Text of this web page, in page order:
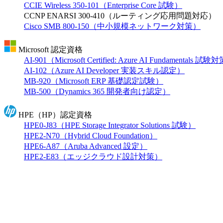
CCIE Wireless 350-101（Enterprise Core 試験）
CCNP ENARSI 300-410（ルーティング応用問題対応）
Cisco SMB 800-150（中小規模ネットワーク対策）
Microsoft 認定資格
AI-901（Microsoft Certified: Azure AI Fundamentals 試験対
AI-102（Azure AI Developer 実装スキル認定）
MB-920（Microsoft ERP 基礎認定試験）
MB-500（Dynamics 365 開発者向け認定）
HPE（HP）認定資格
HPE0-J83（HPE Storage Integrator Solutions 試験）
HPE2-N70（Hybrid Cloud Foundation）
HPE6-A87（Aruba Advanced 設定）
HPE2-E83（エッジクラウド設計対策）